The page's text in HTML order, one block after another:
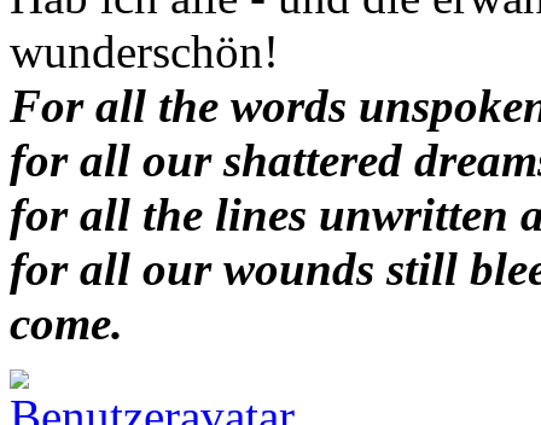
wunderschön!
For all the words
for all our shattered
for all the lines unwritten
for all our wounds still
come.